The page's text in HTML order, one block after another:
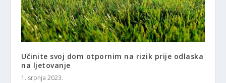
Učinite svoj dom otpornim na rizik prije odlaska
na ljetovanje
1. srpnja 2023.